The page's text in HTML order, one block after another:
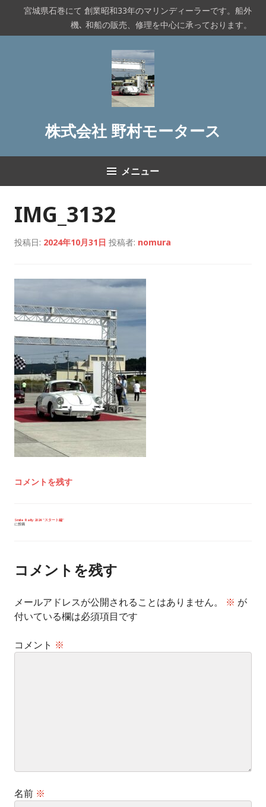
テ
宮城県石巻にて 創業昭和33年のマリンディーラーです。船外
機､ 和船の販売、修理を中心に承っております。
株式会社 野村モータース
メニュー
IMG_3132
投稿日: 2024年10月31日 投稿者: nomura
コメントを残す
投
シ
ョ
Smile Rally 2024 “スタート編”
に投稿
コメントを残す
メールアドレスが公開されることはありません。 ※ が
付いている欄は必須項目です
コメント ※
名前 ※